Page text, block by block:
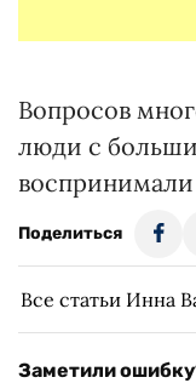
Вопросов
люди с
Поделиться
Все статьи Инна
Заметили